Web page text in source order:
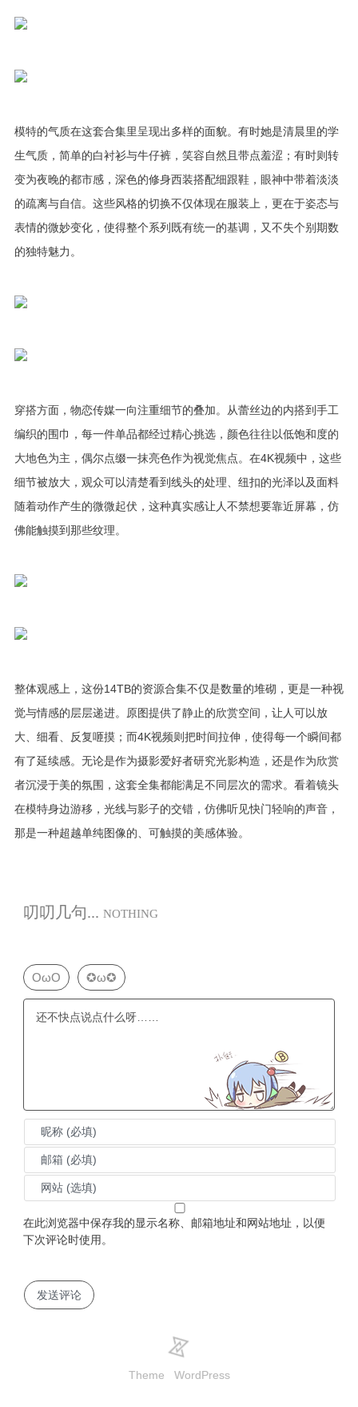
模特的气质在这套合集里呈现出多样的面貌。有时她是清晨里的学
生气质，简单的白衬衫与牛仔裤，笑容自然且带点羞涩；有时则转
变为夜晚的都市感，深色的修身西装搭配细跟鞋，眼神中带着淡淡
的疏离与自信。这些风格的切换不仅体现在服装上，更在于姿态与
表情的微妙变化，使得整个系列既有统一的基调，又不失个别期数
的独特魅力。
穿搭方面，物恋传媒一向注重细节的叠加。从蕾丝边的内搭到手工
编织的围巾，每一件单品都经过精心挑选，颜色往往以低饱和度的
大地色为主，偶尔点缀一抹亮色作为视觉焦点。在4K视频中，这些
细节被放大，观众可以清楚看到线头的处理、纽扣的光泽以及面料
随着动作产生的微微起伏，这种真实感让人不禁想要靠近屏幕，仿
佛能触摸到那些纹理。
整体观感上，这份14TB的资源合集不仅是数量的堆砌，更是一种视
觉与情感的层层递进。原图提供了静止的欣赏空间，让人可以放
大、细看、反复咂摸；而4K视频则把时间拉伸，使得每一个瞬间都
有了延续感。无论是作为摄影爱好者研究光影构造，还是作为欣赏
者沉浸于美的氛围，这套全集都能满足不同层次的需求。看着镜头
在模特身边游移，光线与影子的交错，仿佛听见快门轻响的声音，
那是一种超越单纯图像的、可触摸的美感体验。
叨叨几句... NOTHING
OωO ✪ω✪
在此浏览器中保存我的显示名称、邮箱地址和网站地址，以便
下次评论时使用。
Theme WordPress